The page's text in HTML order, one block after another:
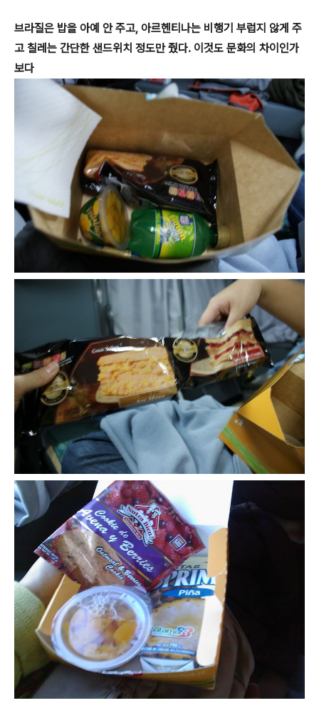
브라질은 밥을 아예 안 주고, 아르헨티나는 비행기 부럽지 않게 주
고 칠레는 간단한 샌드위치 정도만 줬다. 이것도 문화의 차이인가
보다